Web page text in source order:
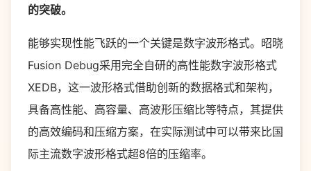
的突破。
能够实现性能飞跃的一个关键是数字波形格式。昭晓
Fusion Debug采用完全自研的高性能数字波形格式
XEDB，这一波形格式借助创新的数据格式和架构，
具备高性能、高容量、高波形压缩比等特点，其提供
的高效编码和压缩方案，在实际测试中可以带来比国
际主流数字波形格式超8倍的压缩率。